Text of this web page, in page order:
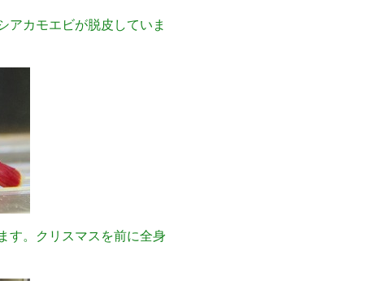
アカモエビが脱皮していま
す。クリスマスを前に全身